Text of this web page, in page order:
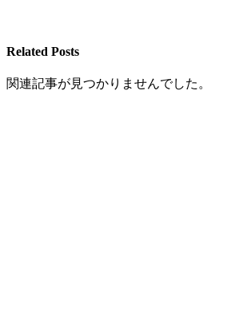
Related Posts
関連記事が見つかりませんでした。